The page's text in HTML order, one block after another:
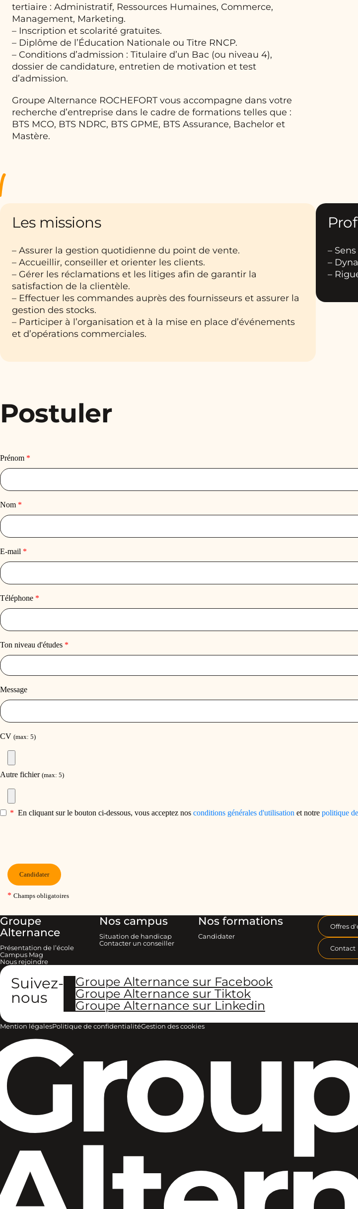
tertiaire : Administratif, Ressources Humaines, Commerce,
Management, Marketing.
– Inscription et scolarité gratuites.
– Diplôme de l’Éducation Nationale ou Titre RNCP.
– Conditions d’admission : Titulaire d’un Bac (ou niveau 4),
dossier de candidature, entretien de motivation et test
d’admission.
Groupe Alternance ROCHEFORT vous accompagne dans votre
recherche d’entreprise dans le cadre de formations telles que :
BTS MCO, BTS NDRC, BTS GPME, BTS Assurance, Bachelor et
Mastère.
Les missions
– Assurer la gestion quotidienne du point de vente.
– Accueillir, conseiller et orienter les clients.
– Gérer les réclamations et les litiges afin de garantir la
satisfaction de la clientèle.
– Effectuer les commandes auprès des fournisseurs et assurer la
gestion des stocks.
– Participer à l’organisation et à la mise en place d’événements
et d’opérations commerciales.
–
–
–
Postuler
Groupe
Alternance
Présentation de l’école
Campus Mag
Nous rejoindre
Nos campus
Situation de handicap
Contacter un conseiller
Nos formations
Candidater
Offres
Contact
Suivez-
nous
Groupe Alternance sur Facebook
Groupe Alternance sur Tiktok
Groupe Alternance sur Linkedin
Mention légalesPolitique de confidentialitéGestion des cookies